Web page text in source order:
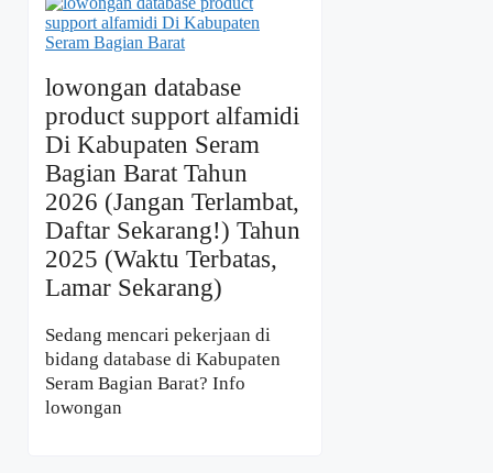
lowongan database
product support alfamidi
Di Kabupaten Seram
Bagian Barat Tahun
2026 (Jangan Terlambat,
Daftar Sekarang!) Tahun
2025 (Waktu Terbatas,
Lamar Sekarang)
Sedang mencari pekerjaan di
bidang database di Kabupaten
Seram Bagian Barat? Info
lowongan